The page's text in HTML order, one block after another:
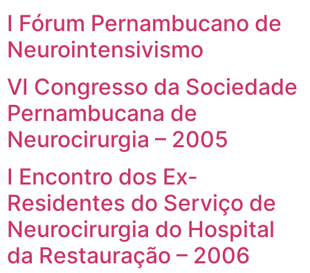
I Fórum Pernambucano de
Neurointensivismo
VI Congresso da Sociedade
Pernambucana de
Neurocirurgia – 2005
I Encontro dos Ex-
Residentes do Serviço de
Neurocirurgia do Hospital
da Restauração – 2006